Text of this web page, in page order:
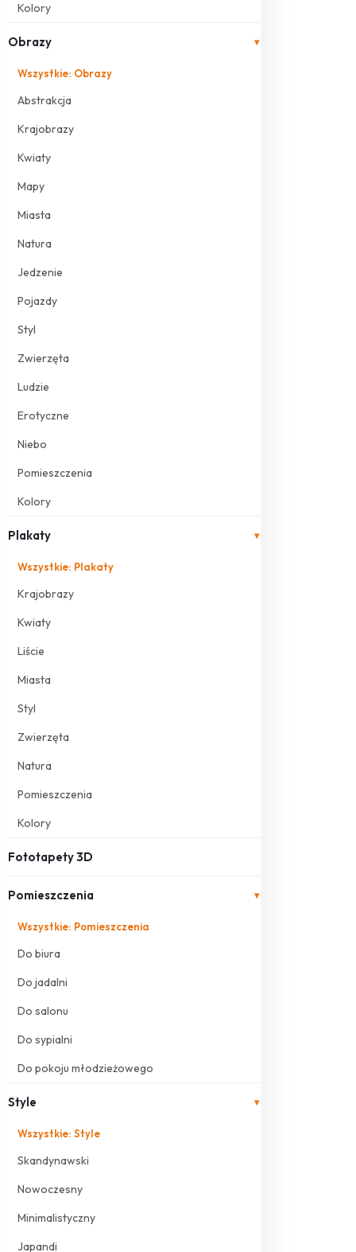
Kolory
Obrazy ▾
Wszystkie: Obrazy
Abstrakcja
Krajobrazy
Kwiaty
Mapy
Miasta
Natura
Jedzenie
Pojazdy
Styl
Zwierzęta
Ludzie
Erotyczne
Niebo
Pomieszczenia
Kolory
Plakaty ▾
Wszystkie: Plakaty
Krajobrazy
Kwiaty
Liście
Miasta
Styl
Zwierzęta
Natura
Pomieszczenia
Kolory
Fototapety 3D
Pomieszczenia ▾
Wszystkie: Pomieszczenia
Do biura
Do jadalni
Do salonu
Do sypialni
Do pokoju młodzieżowego
Style ▾
Wszystkie: Style
Skandynawski
Nowoczesny
Minimalistyczny
Japandi